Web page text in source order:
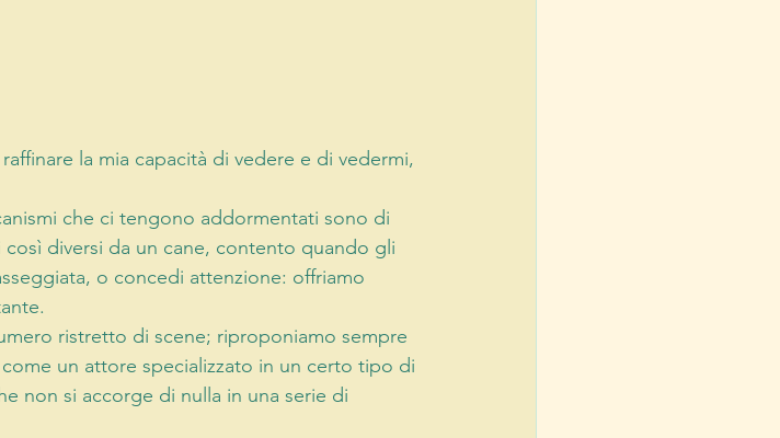
la mia capacità di vedere e di vedermi,
che ci tengono addormentati sono di
diversi da un cane, contento quando gli
o concedi attenzione: offriamo
ristretto di scene; riproponiamo sempre
un attore specializzato in un certo tipo di
non si accorge di nulla in una serie di